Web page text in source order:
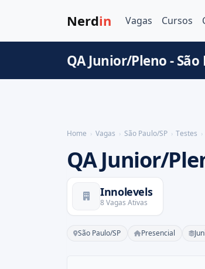
Nerdin Vagas Cursos
QA Junior/Pleno - São
Home Vagas São Paulo/SP Testes
QA Junior/
Innolevels
8 Vagas Ativas
São Paulo/SP Presencial